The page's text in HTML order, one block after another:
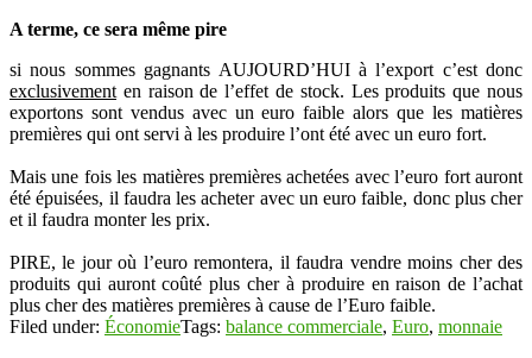
A terme, ce sera même pire
si nous sommes gagnants AUJOURD’HUI à l’export c’est donc
exclusivement en raison de l’effet de stock. Les produits que nous
exportons sont vendus avec un euro faible alors que les matières
premières qui ont servi à les produire l’ont été avec un euro fort.
Mais une fois les matières premières achetées avec l’euro fort auront
été épuisées, il faudra les acheter avec un euro faible, donc plus cher
et il faudra monter les prix.
PIRE, le jour où l’euro remontera, il faudra vendre moins cher des
produits qui auront coûté plus cher à produire en raison de l’achat
plus cher des matières premières à cause de l’Euro faible.
Filed under: ÉconomieTags: balance commerciale, Euro, monnaie